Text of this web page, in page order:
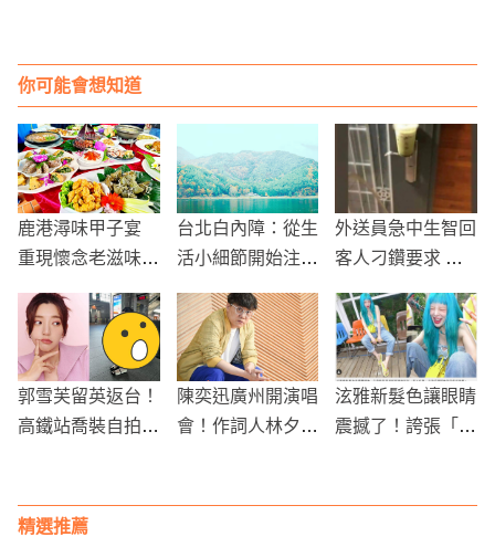
你可能會想知道
鹿港潯味甲子宴
重現懷念老滋味
台北白內障：從生
活小細節開始注
變差
外送員急中生智回
客人刁鑽要求 網
是兩難
郭雪芙留英返台！
高鐵站喬裝自拍，
陳奕迅廣州開演唱
會！作詞人林夕慘
泫雅新髮色讓眼睛
震撼了！誇張「精
精選推薦